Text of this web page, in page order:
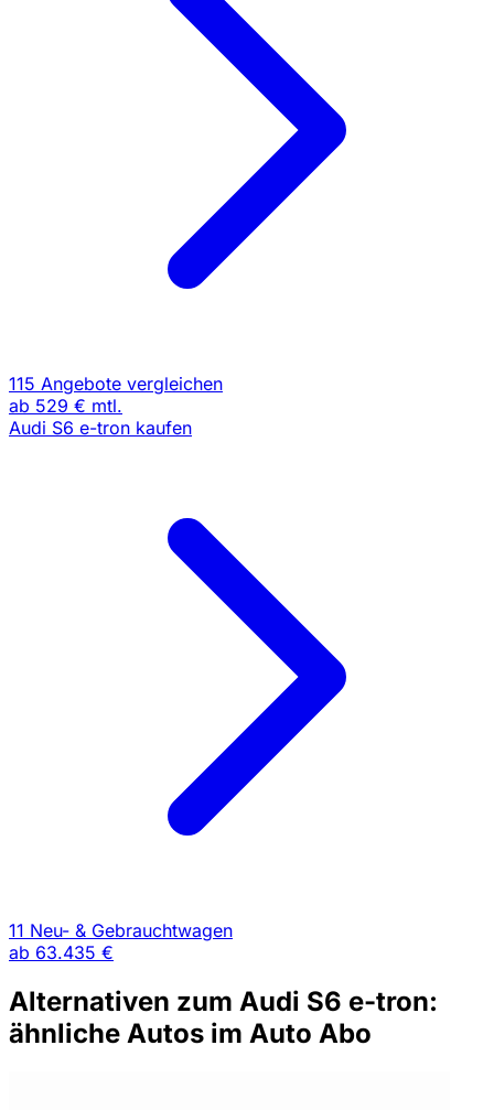
115 Angebote vergleichen
ab 529 € mtl.
Audi S6 e-tron kaufen
11 Neu- & Gebrauchtwagen
ab 63.435 €
Alternativen zum Audi S6 e-tron:
ähnliche Autos im Auto Abo